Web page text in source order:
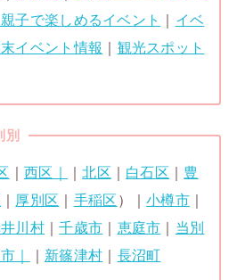
子で楽しめるイベント ｜ イベ
イベント情報 ｜ 観光スポット
別
｜西区｜ ｜北区 ｜ 白石区 ｜ 豊
｜ 厚別区 ｜ 手稲区 ）｜小樽市 ｜
川村 ｜千歳市 ｜ 恵庭市 ｜ 当別
｜ ｜ 新篠津村 ｜ 長沼町